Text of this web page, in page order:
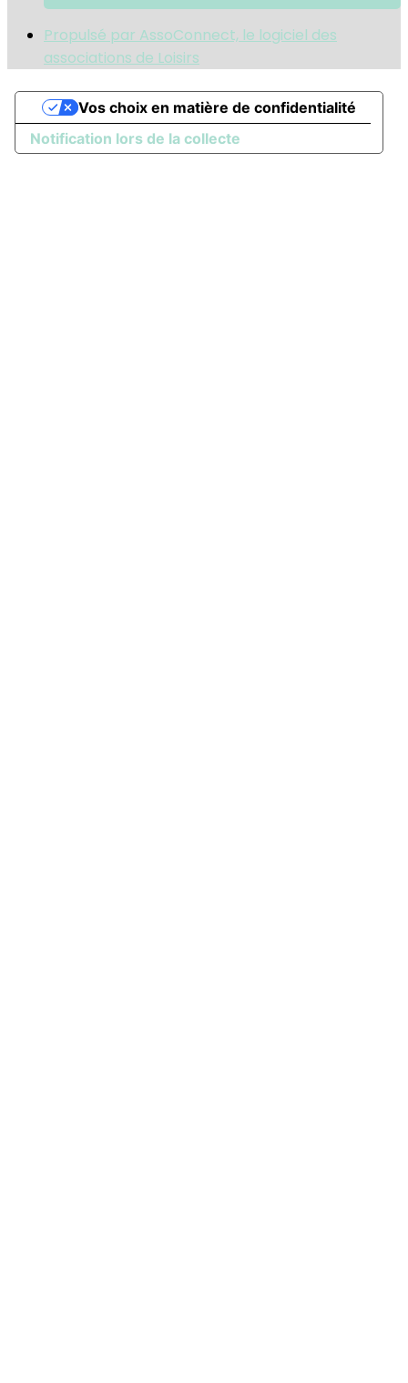
Propulsé par AssoConnect, le logiciel des
associations de Loisirs
Notification lors de la collecte
Vos choix en matière de confidentialité